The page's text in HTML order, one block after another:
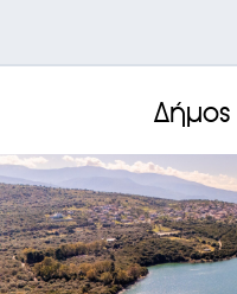
Δήμος